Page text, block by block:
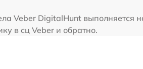
Veber DigitalHunt выполняется
в сц Veber и обратно.